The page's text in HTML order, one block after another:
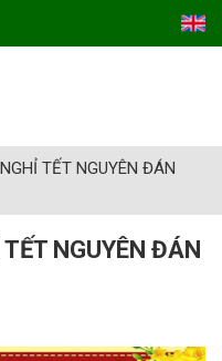
TẾT NGUYÊN ĐÁN
NGUYÊN ĐÁN